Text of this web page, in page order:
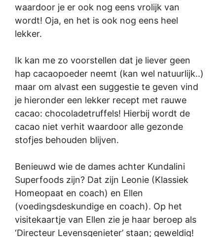
waardoor je er ook nog eens vrolijk van
wordt! Oja, en het is ook nog eens heel
lekker.
Ik kan me zo voorstellen dat je liever geen
hap cacaopoeder neemt (kan wel natuurlijk..)
maar om alvast een suggestie te geven vind
je hieronder een lekker recept met rauwe
cacao: chocoladetruffels! Hierbij wordt de
cacao niet verhit waardoor alle gezonde
stofjes behouden blijven.
Benieuwd wie de dames achter Kundalini
Superfoods zijn? Dat zijn Leonie (Klassiek
Homeopaat en coach) en Ellen
(voedingsdeskundige en coach). Op het
visitekaartje van Ellen zie je haar beroep als
‘Directeur Levensgenieter’ staan; geweldig!